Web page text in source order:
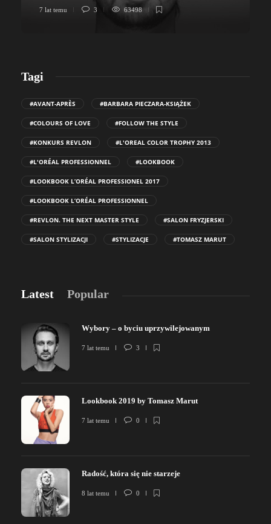
7 lat temu 3 63498
Tagi
#AVANT-APRÈS #BARBARA PIECZARA-KSIĄŻEK
#COLOURS OF LOVE #FOLLOW THE STYLE
#KONKURS REVLON #L'OREAL COLOR TROPHY 2013
#L'ORÉAL PROFESSIONNEL #LOOKBOOK
#LOOKBOOK L’ORÉAL PROFESSIONEL 2017
#LOOKBOOK L’ORÉAL PROFESSIONNEL
#REVLON. THE NEXT MASTER STYLE #SALON FRYZJERSKI
#SALON STYLIZACJI #STYLIZACJE #TOMASZ MARUT
Latest Popular
Wybory – o byciu uprzywilejowanym
7 lat temu 3
Lookbook 2019 by Tomasz Marut
7 lat temu 0
Radość, która się nie starzeje
8 lat temu 0